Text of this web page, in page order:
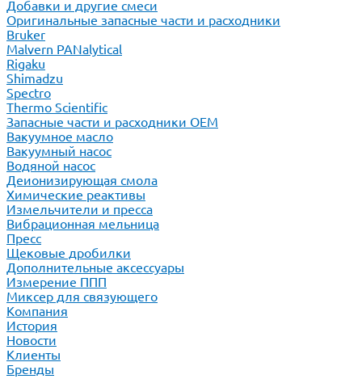
Добавки и другие смеси
Оригинальные запасные части и расходники
Bruker
Malvern PANalytical
Rigaku
Shimadzu
Spectro
Thermo Scientific
Запасные части и расходники ОЕМ
Вакуумное масло
Вакуумный насос
Водяной насос
Деионизирующая смола
Химические реактивы
Измельчители и пресса
Вибрационная мельница
Пресс
Щековые дробилки
Дополнительные аксессуары
Измерение ППП
Миксер для связующего
Компания
История
Новости
Клиенты
Бренды